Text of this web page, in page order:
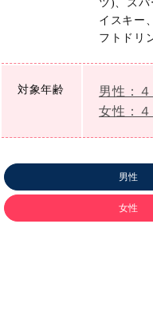
ツ)、スパ
イスキー
フトドリ
対象年齢
男性：
女性：
男性
女性